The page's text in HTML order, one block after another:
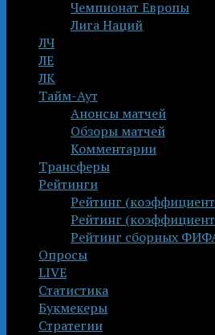
Чемпионат Европы
Лига Наций
ЛЧ
ЛЕ
ЛК
Тайм-Аут
Анонсы матчей
Обзоры матчей
Комментарии
Трансферы
Рейтинги
Рейтинг
Рейтинг
Рейтинг сборных
Опросы
LIVE
Статистика
Букмекеры
Стратегии